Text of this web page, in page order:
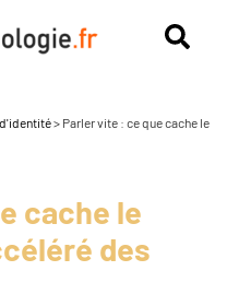
> Parler vite : ce que cache le
cache le
des